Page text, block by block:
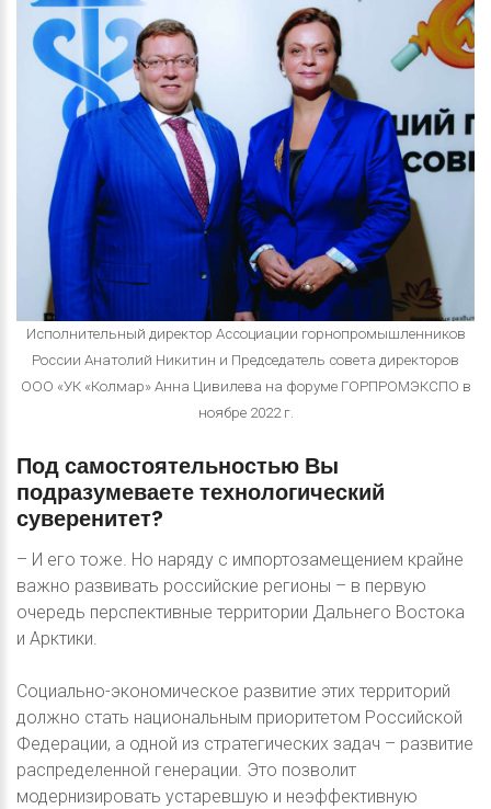
Исполнительный директор Ассоциации горнопромышленников
России Анатолий Никитин и Председатель совета директоров
ООО «УК «Колмар» Анна Цивилева на форуме ГОРПРОМЭКСПО в
ноябре 2022 г.
Подсамостоятельностью Вы
подразумеваететехнологический
суверенитет?
– И его тоже. Но наряду с импортозамещением крайне
важно развивать российские регионы – в первую
очередь перспективные территории Дальнего Востока
и Арктики.
Социально-экономическое развитие этих территорий
должно стать национальным приоритетом Российской
Федерации, а одной из стратегических задач – развитие
распределенной генерации. Это позволит
модернизировать устаревшую и неэффективную